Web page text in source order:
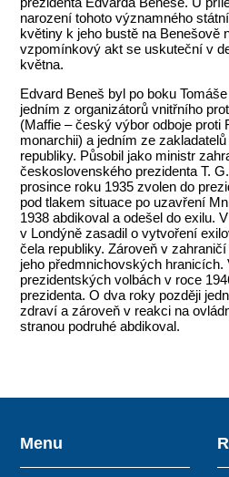
narození tohoto významného
květiny k jeho bustě na Benešově
vzpomínkový akt se uskuteční v
května.
Edvard Beneš byl po boku
jedním z organizátorů vnitřního
(Maffie – český výbor odboje proti
monarchii) a jedním ze
republiky. Působil jako ministr
československého prezidenta T.
prosince roku 1935 zvolen do
pod tlakem situace po uzavření
1938 abdikoval a odešel do exilu.
v Londýně zasadil o vytvoření
čela republiky. Zároveň v
jeho předmnichovských hranicích.
prezidentských volbách v roce
prezidenta. O dva roky později
zdraví a zároveň v reakci na
stranou podruhé abdikoval.
Menu